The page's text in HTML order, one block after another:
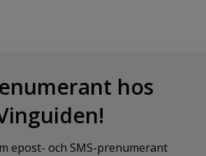
hos
epost- och SMS-prenumerant